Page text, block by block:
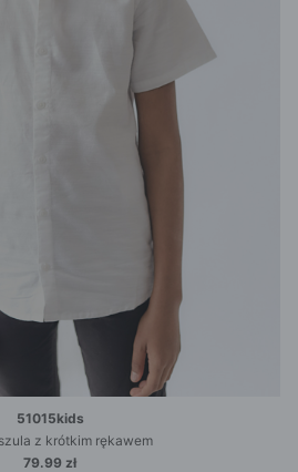
51015kids
z krótkim rękawem
79.99 zł